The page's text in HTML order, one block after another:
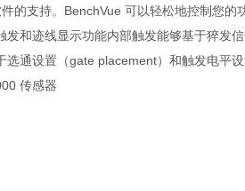
的支持。BenchVue 可以轻松地控制您的
和迹线显示功能内部触发能够基于猝发
通设置（gate placement）和触发电平
传感器